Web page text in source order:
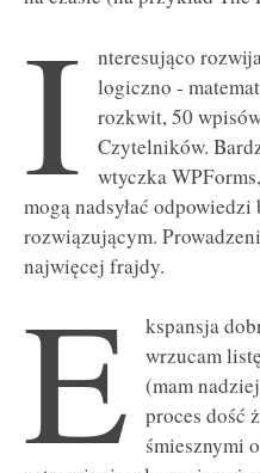
I
nteresująco
logiczno -
rozkwit, 50
Czytelników.
wtyczka
mogą nadsyłać
rozwiązującym.
najwięcej frajdy.
E
kspansja
wrzucam
(mam
proces dość
śmiesznymi